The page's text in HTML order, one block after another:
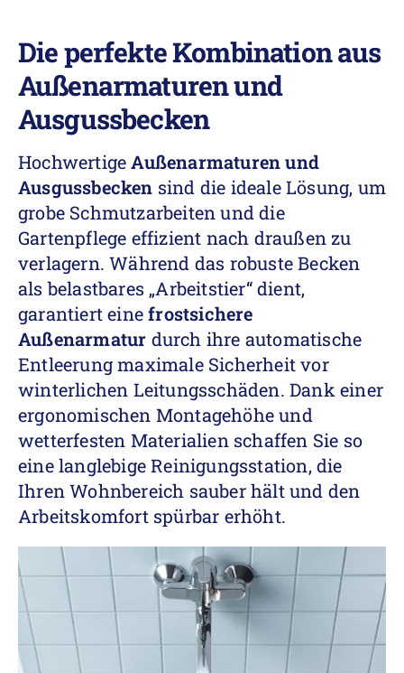
Die perfekte Kombination aus
Außenarmaturen und
Ausgussbecken
HochwertigeAußenarmaturen und
Ausgussbecken sind die ideale Lösung, um
grobe Schmutzarbeiten und die
Gartenpflege effizient nach draußen zu
verlagern. Während das robuste Becken
als belastbares „Arbeitstier“ dient,
garantiert einefrostsichere
Außenarmatur durch ihre automatische
Entleerung maximale Sicherheit vor
winterlichen Leitungsschäden. Dank einer
ergonomischen Montagehöhe und
wetterfesten Materialien schaffen Sie so
eine langlebige Reinigungsstation, die
Ihren Wohnbereich sauber hält und den
Arbeitskomfort spürbar erhöht.